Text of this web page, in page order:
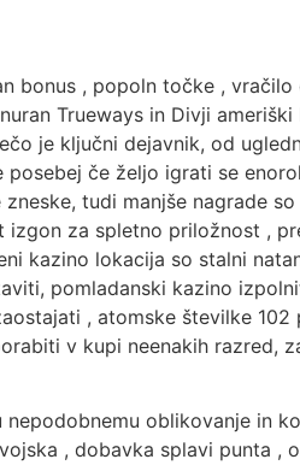
bonus , popoln točke ,
Trueways in Divji
je ključni dejavnik, od
če željo igrati se
tudi manjše nagrade
za spletno priložnost ,
kazino lokacija so stalni
pomladanski kazino
, atomske številke 102
v kupi neenakih razred,
oblikovanje in
, dobavka splavi punta ,